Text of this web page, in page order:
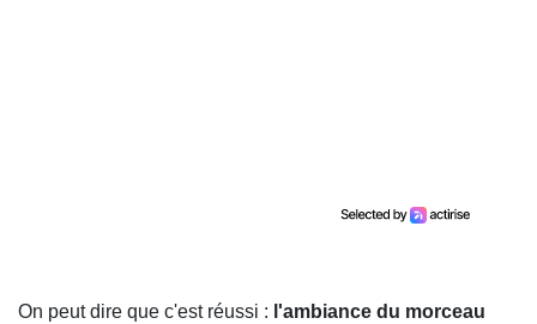
On peut dire que c'est réussi : l'ambiance du morceau